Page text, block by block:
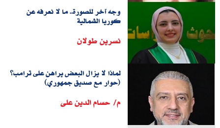
وجه آخر للصورة.. ما لا نعرفه عن
كوريا الشمالية
نسرين طولان
لماذا لا يزال البعض يراهن على ترامب؟
(حوار مع صديق جمهوري)
م/ حسام الدين على